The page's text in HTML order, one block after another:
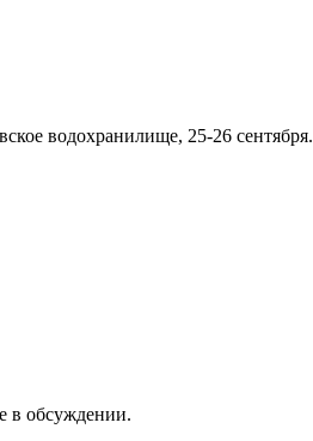
водохранилище, 25-26 сентября.
в обсуждении.